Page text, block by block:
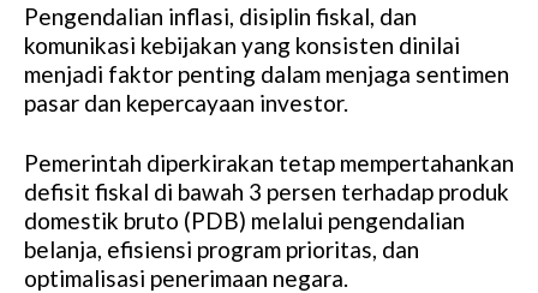
Pengendalian inflasi, disiplin fiskal, dan
komunikasi kebijakan yang konsisten dinilai
menjadi faktor penting dalam menjaga sentimen
pasar dan kepercayaan investor.
Pemerintah diperkirakan tetap mempertahankan
defisit fiskal di bawah 3 persen terhadap produk
domestik bruto (PDB) melalui pengendalian
belanja, efisiensi program prioritas, dan
optimalisasi penerimaan negara.